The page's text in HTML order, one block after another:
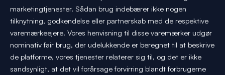
marketingtjenester. Sådan brug indebærer ikke nogen
tilknytning, godkendelse eller partnerskab med de respektive
varemærkeejere. Vores henvisning til disse varemærker udgør
nominativ fair brug, der udelukkende er beregnet til at beskrive
de platforme, vores tjenester relaterer sig til, og det er ikke
sandsynligt, at det vil forårsage forvirring blandt forbrugerne